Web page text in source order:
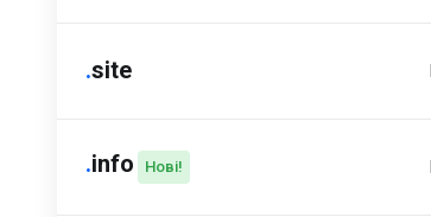
.site
.info Нові!